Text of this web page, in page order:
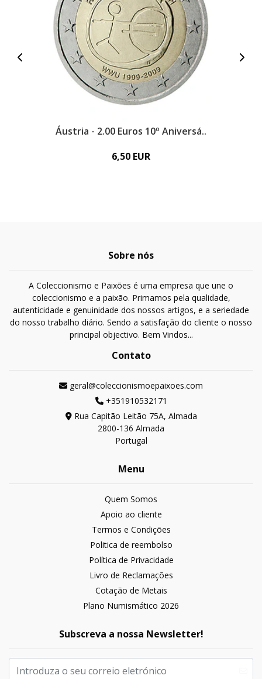
Áustria - 2.00 Euros 10º Aniversá..
6,50 EUR
Sobre nós
A Coleccionismo e Paixões é uma empresa que une o
coleccionismo e a paixão. Primamos pela qualidade,
autenticidade e genuinidade dos nossos artigos, e a seriedade
do nosso trabalho diário. Sendo a satisfação do cliente o nosso
principal objectivo. Bem Vindos...
Contato
geral@coleccionismoepaixoes.com
+351910532171
Rua Capitão Leitão 75A, Almada
2800-136 Almada
Portugal
Menu
Quem Somos
Apoio ao cliente
Termos e Condições
Politica de reembolso
Política de Privacidade
Livro de Reclamações
Cotação de Metais
Plano Numismático 2026
Subscreva a nossa Newsletter!